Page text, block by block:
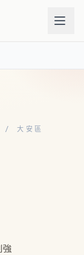
/ 大安區
強